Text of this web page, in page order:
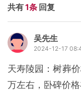
共有1条 回复
吴先生
2024-12-17
天寿陵园：树葬
万左右，卧碑价